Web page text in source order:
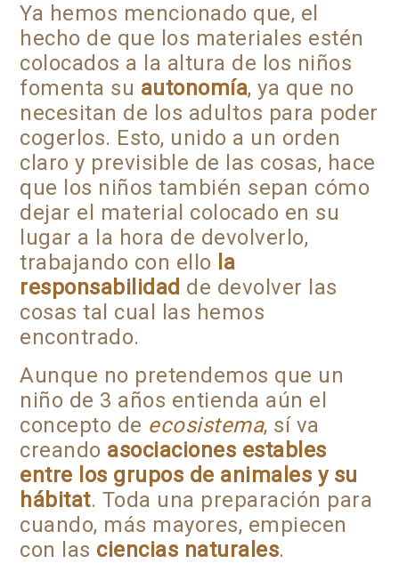
Ya hemos mencionado que, el
hecho de que los materiales estén
colocados a la altura de los niños
fomenta su autonomía, ya que no
necesitan de los adultos para poder
cogerlos. Esto, unido a un orden
claro y previsible de las cosas, hace
que los niños también sepan cómo
dejar el material colocado en su
lugar a la hora de devolverlo,
trabajando con ello la
responsabilidad de devolver las
cosas tal cual las hemos
encontrado.
Aunque no pretendemos que un
niño de 3 años entienda aún el
concepto de ecosistema, sí va
creando asociaciones estables
entre los grupos de animales y su
hábitat. Toda una preparación para
cuando, más mayores, empiecen
con las ciencias naturales.